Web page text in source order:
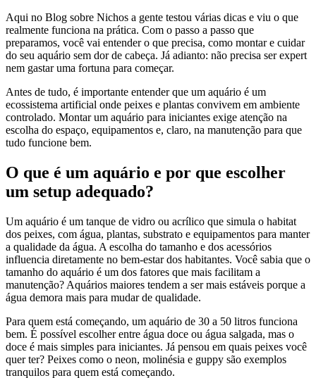
Aqui no Blog sobre Nichos a gente testou várias dicas e viu o que
realmente funciona na prática. Com o passo a passo que
preparamos, você vai entender o que precisa, como montar e cuidar
do seu aquário sem dor de cabeça. Já adianto: não precisa ser expert
nem gastar uma fortuna para começar.
Antes de tudo, é importante entender que um aquário é um
ecossistema artificial onde peixes e plantas convivem em ambiente
controlado. Montar um aquário para iniciantes exige atenção na
escolha do espaço, equipamentos e, claro, na manutenção para que
tudo funcione bem.
O que é um aquário e por que escolher
um setup adequado?
Um aquário é um tanque de vidro ou acrílico que simula o habitat
dos peixes, com água, plantas, substrato e equipamentos para manter
a qualidade da água. A escolha do tamanho e dos acessórios
influencia diretamente no bem-estar dos habitantes. Você sabia que o
tamanho do aquário é um dos fatores que mais facilitam a
manutenção? Aquários maiores tendem a ser mais estáveis porque a
água demora mais para mudar de qualidade.
Para quem está começando, um aquário de 30 a 50 litros funciona
bem. É possível escolher entre água doce ou água salgada, mas o
doce é mais simples para iniciantes. Já pensou em quais peixes você
quer ter? Peixes como o neon, molinésia e guppy são exemplos
tranquilos para quem está começando.